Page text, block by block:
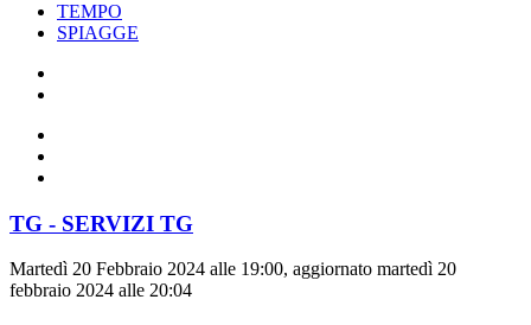
TEMPO
SPIAGGE
TG - SERVIZI TG
Martedì 20 Febbraio 2024 alle 19:00, aggiornato martedì 20
febbraio 2024 alle 20:04